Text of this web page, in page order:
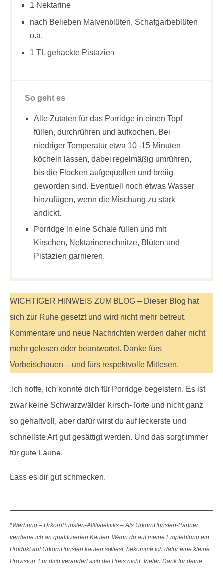
1 Nektarine
nach Belieben Malvenblüten, Schafgarbeblüten
o.a.
1 TL gehackte Pistazien
So geht es
Alle Zutaten für das Porridge in einen Topf
füllen, durchrühren und aufkochen. Bei
niedriger Temperatur etwa 10 -15 Minuten
köcheln lassen, dabei regelmäßig umrühren,
bis die Flocken aufgequollen und breiig
geworden sind. Eventuell noch etwas Wasser
hinzufügen, wenn die Mischung zu stark
andickt.
Porridge in eine Schale füllen und mit
Kirschen, Nektarinenschnitze, Blüten und
Pistazien garnieren.
WICHTIGER HINWEIS ZUM BLOG – Dieser Blog hat
sich zur Ruhe gesetzt und wird nicht mehr betreut.
Kommentare und neue Nachrichten werden daher nicht
mehr gelesen oder beantwortet. Danke fürs
Vorbeischauen – und fürs respektvolle Mitlesen.
.Ich hoffe, ich konnte dich für Porridge begeistern. Es ist
zwar keine Schwarzwälder Kirsch-Torte und nicht ganz
so gehaltvoll, aber dafür wirst du auf leckerste und
schnellste Art gut gesättigt werden. Und das sorgt immer
für gute Laune.
Lass es dir gut schmecken.
*Werbung – UrkornPuristen-Affiliatelinks – Als UrkornPuristen-Partner
verdiene ich an qualifizierten Käufen. Wenn du auf meine Empfehlung ein
Produkt auf UrkornPuristen kaufen solltest, bekomme ich dafür eine kleine
Provision. Für dich verändert sich der Preis nicht. Vielen Dank für deine